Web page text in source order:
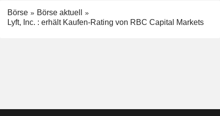
Börse
Börse aktuell
Lyft, Inc. : erhält Kaufen-Rating von RBC Capital Markets